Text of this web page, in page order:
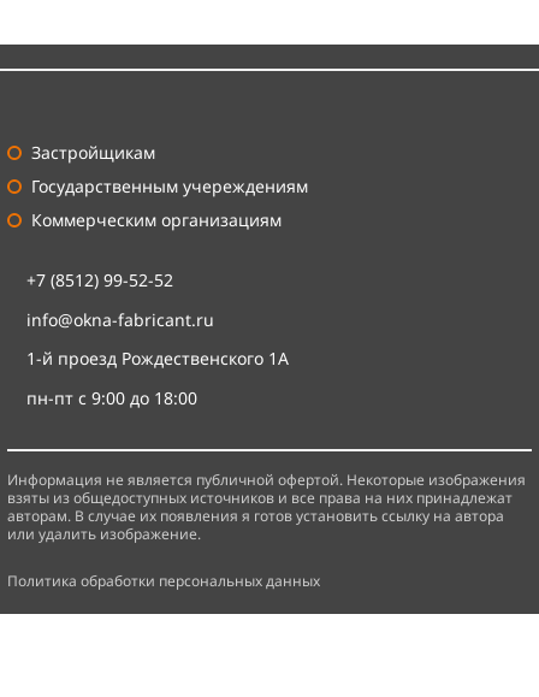
Застройщикам
Государственным учереждениям
Коммерческим организациям
+7 (8512) 99-52-52
info@okna-fabricant.ru
1-й проезд Рождественского 1А
пн-пт с 9:00 до 18:00
Информация не является публичной офертой. Некоторые изображения
взяты из общедоступных источников и все права на них принадлежат
авторам. В случае их появления я готов установить ссылку на автора
или удалить изображение.
Политика обработки персональных данных